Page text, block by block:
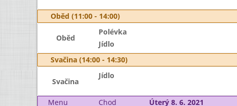
Oběd (11:00 - 14:00)
Oběd
Polévka
Jídlo
Svačina (14:00 - 14:30)
Svačina
Jídlo
Menu Chod Úterý 8. 6. 2021